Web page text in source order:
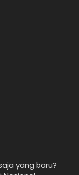
yang baru?